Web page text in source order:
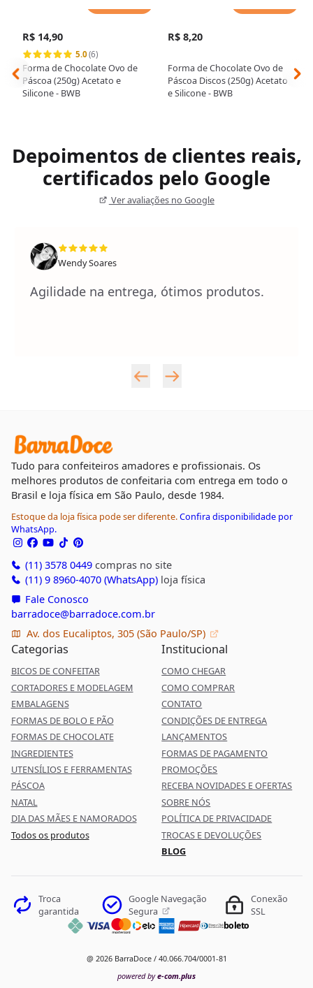
R$ 14,90
5.0(6)
Forma de Chocolate Ovo de
Páscoa (250g) Acetato e
Silicone - BWB
R$ 8,20
Forma de Chocolate Ovo de
Páscoa Discos (250g) Acetato
e Silicone - BWB
Depoimentos de clientes reais,
certificados pelo Google
Ver avaliações no Google
Wendy Soares
Agilidade na entrega, ótimos produtos.
Tudo para confeiteiros amadores e profissionais. Os
melhores produtos de confeitaria com entrega em todo o
Brasil e loja física em São Paulo, desde 1984.
Estoque da loja física pode ser diferente.Confira disponibilidade por
WhatsApp.
(11) 3578 0449compras no site
(11) 9 8960-4070 (WhatsApp)loja física
Fale Conosco
barradoce@barradoce.com.br
Av. dos Eucaliptos, 305 (São Paulo/SP)
Categorias
BICOS DE CONFEITAR
CORTADORES E MODELAGEM
EMBALAGENS
FORMAS DE BOLO E PÃO
FORMAS DE CHOCOLATE
INGREDIENTES
UTENSÍLIOS E FERRAMENTAS
PÁSCOA
NATAL
DIA DAS MÃES E NAMORADOS
Todos os produtos
Institucional
COMO CHEGAR
COMO COMPRAR
CONTATO
CONDIÇÕES DE ENTREGA
LANÇAMENTOS
FORMAS DE PAGAMENTO
PROMOÇÕES
RECEBA NOVIDADES E OFERTAS
SOBRE NÓS
POLÍTICA DE PRIVACIDADE
TROCAS E DEVOLUÇÕES
BLOG
Troca
garantida
Google Navegação
Segura
Conexão
SSL
boleto
@ 2026 BarraDoce / 40.066.704/0001-81
powered bye-com.plus